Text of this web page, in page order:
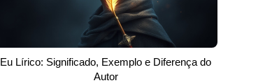
Eu Lírico: Significado, Exemplo e Diferença do
Autor